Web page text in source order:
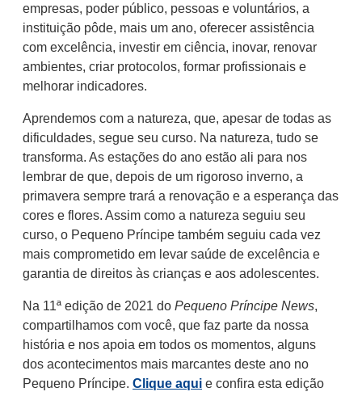
empresas, poder público, pessoas e voluntários, a
instituição pôde, mais um ano, oferecer assistência
com excelência, investir em ciência, inovar, renovar
ambientes, criar protocolos, formar profissionais e
melhorar indicadores.
Aprendemos com a natureza, que, apesar de todas as
dificuldades, segue seu curso. Na natureza, tudo se
transforma. As estações do ano estão ali para nos
lembrar de que, depois de um rigoroso inverno, a
primavera sempre trará a renovação e a esperança das
cores e flores. Assim como a natureza seguiu seu
curso, o Pequeno Príncipe também seguiu cada vez
mais comprometido em levar saúde de excelência e
garantia de direitos às crianças e aos adolescentes.
Na 11ª edição de 2021 do Pequeno Príncipe News,
compartilhamos com você, que faz parte da nossa
história e nos apoia em todos os momentos, alguns
dos acontecimentos mais marcantes deste ano no
Pequeno Príncipe. Clique aqui e confira esta edição